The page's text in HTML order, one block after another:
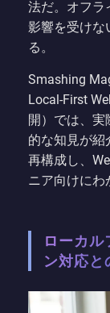
法だ。オフラ
影響を受けな
る。
Smashing
Local-First
開）では、実
的な知見が紹
再構成し、
ニア向けにわ
ローカル
ン対応と